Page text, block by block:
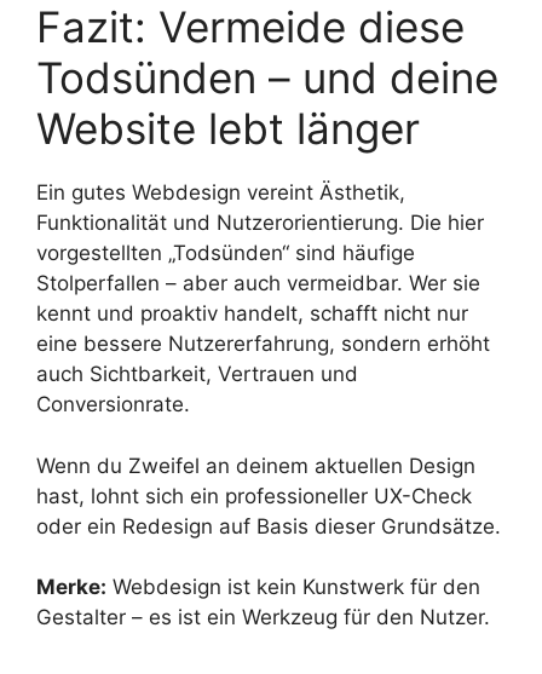
Fazit: Vermeide diese
Todsünden – und deine
Website lebt länger
Ein gutes Webdesign vereint Ästhetik,
Funktionalität und Nutzerorientierung. Die hier
vorgestellten „Todsünden“ sind häufige
Stolperfallen – aber auch vermeidbar. Wer sie
kennt und proaktiv handelt, schafft nicht nur
eine bessere Nutzererfahrung, sondern erhöht
auch Sichtbarkeit, Vertrauen und
Conversionrate.
Wenn du Zweifel an deinem aktuellen Design
hast, lohnt sich ein professioneller UX-Check
oder ein Redesign auf Basis dieser Grundsätze.
Merke: Webdesign ist kein Kunstwerk für den
Gestalter – es ist ein Werkzeug für den Nutzer.